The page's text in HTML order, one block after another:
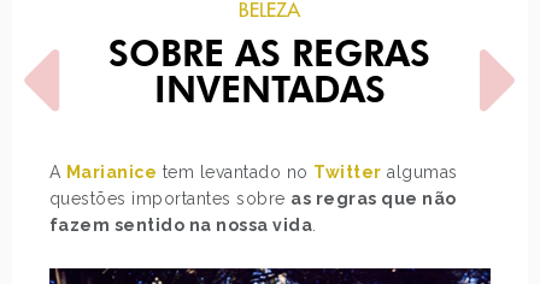
BELEZA
SOBRE AS REGRAS
INVENTADAS
A Marianice tem levantado no Twitter algumas
questões importantes sobre as regras que não
fazem sentido na nossa vida
POST ANTERIOR
SABINO AGUAD
PRÓXIMO POST
BATALHA: SOPHIA